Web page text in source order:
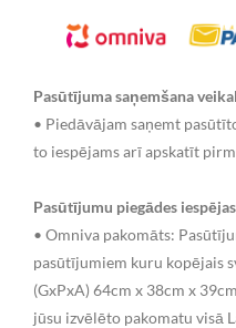
Pasūtījuma saņemšana
• Piedāvājam saņemt
to iespējams arī apskatīt
Pasūtījumu piegādes
• Omniva pakomāts:
pasūtījumiem kuru kopējais
(GxPxA) 64cm x 38cm x
jūsu izvēlēto pakomatu visā